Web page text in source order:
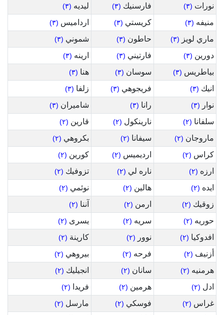
نورات (٣) فارسنيك (٣) ليديه (٣)
منيفه (٣) كريستي (٣) ارداميس (٣)
ماري لويز (٣) حاطون (٣) شموني (٣)
دورين (٣) فارتيني (٣) ارينه (٣)
بياطريس (٣) سوسان (٣) هنا (٣)
انيك (٣) فريجوهي (٣) زلفا (٣)
نوار (٣) رانا (٣) شاميران (٣)
سلفانا (٢) نارينكول (٢) قارين (٢)
ماروجان (٢) سيفانا (٢) بكروهي (٢)
كراس (٢) ارديميس (٢) كورين (٢)
ارزه (٢) ناره لي (٢) تزوفيك (٢)
ايده (٢) هالين (٢) نوئمي (٢)
زوقيك (٢) ارمن (٢) آننا (٢)
حوريه (٢) سريه (٢) يسرى (٢)
افدوكيا (٢) نوور (٢) كارينة (٢)
أزنيف (٢) فرحه (٢) بيروهي (٢)
هرمنيه (٢) سانان (٢) انجيليك (٢)
ادل (٢) هرمين (٢) فريدا (٢)
غراس (٢) فوسكي (٢) مارسل (٢)